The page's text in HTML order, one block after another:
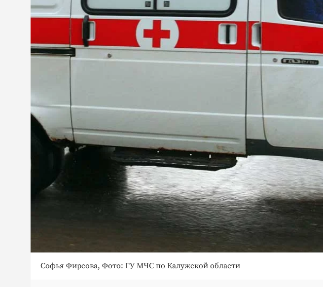
Софья Фирсова, Фото: ГУ МЧС по Калужской области